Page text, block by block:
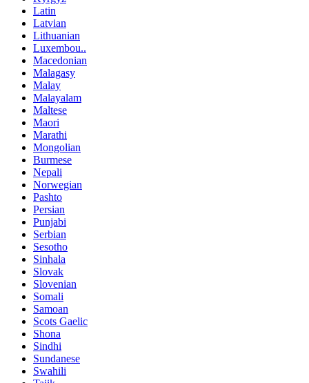
Latin
Latvian
Lithuanian
Luxembou..
Macedonian
Malagasy
Malay
Malayalam
Maltese
Maori
Marathi
Mongolian
Burmese
Nepali
Norwegian
Pashto
Persian
Punjabi
Serbian
Sesotho
Sinhala
Slovak
Slovenian
Somali
Samoan
Scots Gaelic
Shona
Sindhi
Sundanese
Swahili